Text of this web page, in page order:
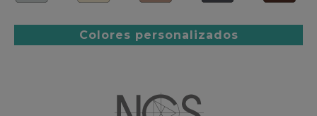
Colores personalizados